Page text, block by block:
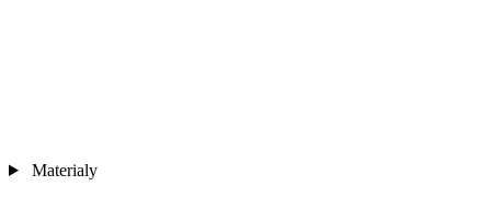
Materialy